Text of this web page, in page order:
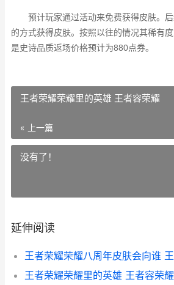
预计玩家通过活动来免费获得皮肤。
的方式获得皮肤。按照以往的情况其稀有
是史诗品质返场价格预计为880点券。
王者荣耀荣耀里的英雄 王者容荣耀
« 上一篇
没有了！
延伸阅读
王者荣耀荣耀八周年皮肤会向谁
王者荣耀荣耀里的英雄 王者容荣耀